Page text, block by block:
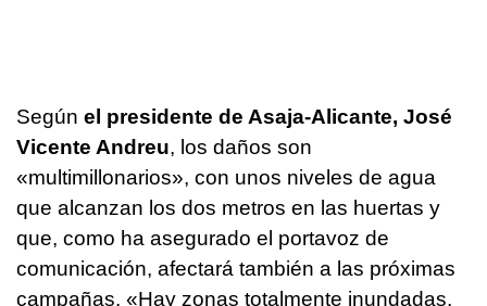
Según el presidente de Asaja-Alicante, José
Vicente Andreu, los daños son
«multimillonarios», con unos niveles de agua
que alcanzan los dos metros en las huertas y
que, como ha asegurado el portavoz de
comunicación, afectará también a las próximas
campañas. «Hay zonas totalmente inundadas,